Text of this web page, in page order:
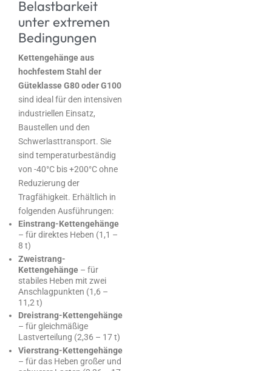
Belastbarkeit
unter extremen
Bedingungen
Kettengehänge aus
hochfestem Stahl der
Güteklasse G80 oder G100
sind ideal für den intensiven
industriellen Einsatz,
Baustellen und den
Schwerlasttransport. Sie
sind temperaturbeständig
von -40°C bis +200°C ohne
Reduzierung der
Tragfähigkeit. Erhältlich in
folgenden Ausführungen:
Einstrang-Kettengehänge
– für direktes Heben (1,1 –
8 t)
Zweistrang-
Kettengehänge – für
stabiles Heben mit zwei
Anschlagpunkten (1,6 –
11,2 t)
Dreistrang-Kettengehänge
– für gleichmäßige
Lastverteilung (2,36 – 17 t)
Vierstrang-Kettengehänge
– für das Heben großer und